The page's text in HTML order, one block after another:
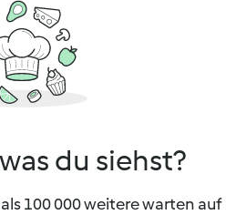
du siehst?
100 000 weitere warten auf